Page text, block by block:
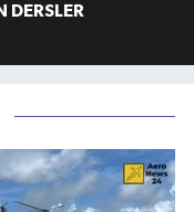
DERSLER